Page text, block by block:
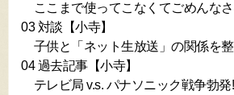
ここまで使ってこなくてごめんな
03 対談【小寺】
子供と「ネット生放送」の関係を整
04 過去記事【小寺】
テレビ局 v.s. パナソニック戦争勃発